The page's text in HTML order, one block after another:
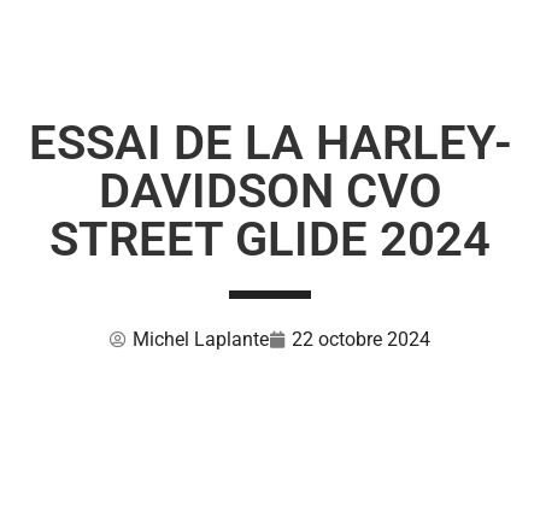
ESSAI DE LA HARLEY-
DAVIDSON CVO
STREET GLIDE 2024
Michel Laplante 22 octobre 2024